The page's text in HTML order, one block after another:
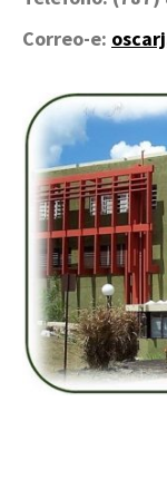
Correo-e: